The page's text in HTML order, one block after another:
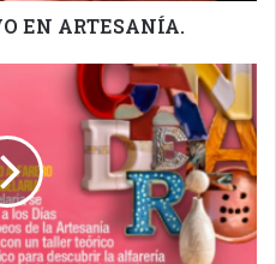
EN ARTESANÍA.